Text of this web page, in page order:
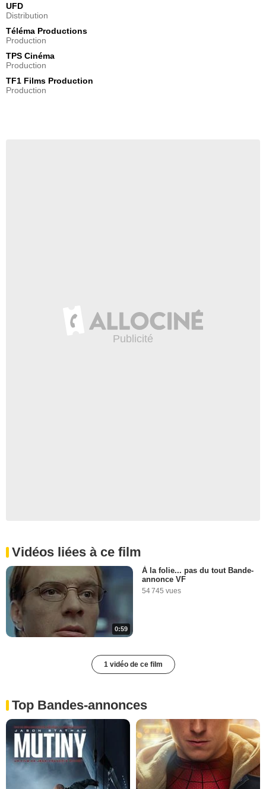
UFD
Distribution
Téléma Productions
Production
TPS Cinéma
Production
TF1 Films Production
Production
Vidéos liées à ce film
0:59
À la folie... pas du tout Bande-
annonce VF
54 745 vues
1 vidéo de ce film
Top Bandes-annonces